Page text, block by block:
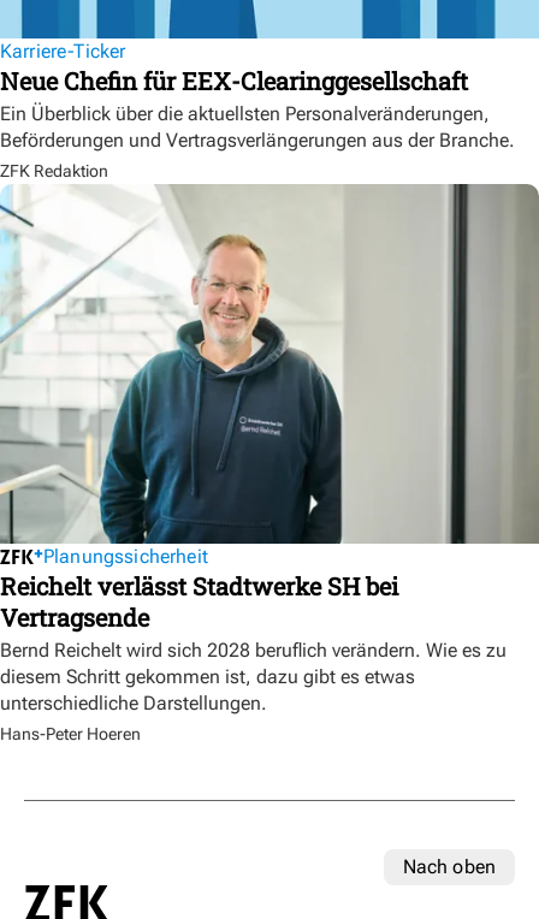
Karriere-Ticker
Neue Chefin für EEX-Clearinggesellschaft
Ein Überblick über die aktuellsten Personalveränderungen,
Beförderungen und Vertragsverlängerungen aus der Branche.
ZFK Redaktion
Planungssicherheit
Reichelt verlässt Stadtwerke SH bei
Vertragsende
Bernd Reichelt wird sich 2028 beruflich verändern. Wie es zu
diesem Schritt gekommen ist, dazu gibt es etwas
unterschiedliche Darstellungen.
Hans-Peter Hoeren
Nach oben